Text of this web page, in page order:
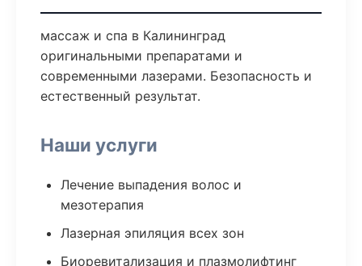
массаж и спа в Калининград
оригинальными препаратами и
современными лазерами. Безопасность и
естественный результат.
Наши услуги
Лечение выпадения волос и
мезотерапия
Лазерная эпиляция всех зон
Биоревитализация и плазмолифтинг